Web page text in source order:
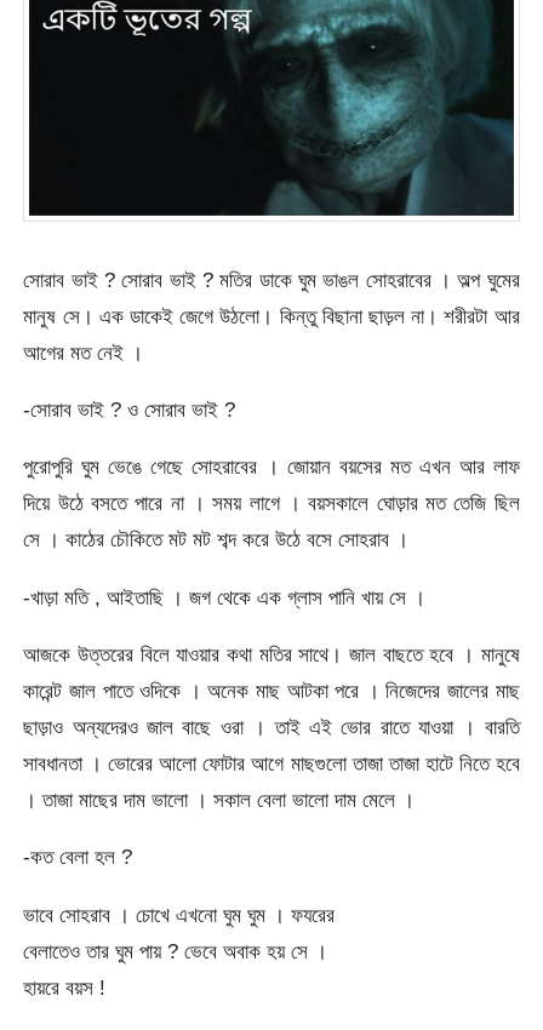
সোরাব ভাই ? সোরাব ভাই ? মতির ডাকে ঘুম ভাঙল সোহরাবের । অল্প ঘুমের
মানুষ সে। এক ডাকেই জেগে উঠলো। কিন্তু বিছানা ছাড়ল না। শরীরটা আর
আগের মত নেই ।
-সোরাব ভাই ? ও সোরাব ভাই ?
পুরোপুরি ঘুম ভেঙে গেছে সোহরাবের । জোয়ান বয়সের মত এখন আর লাফ
দিয়ে উঠে বসতে পারে না । সময় লাগে । বয়সকালে ঘোড়ার মত তেজি ছিল
সে । কাঠের চৌকিতে মট মট শব্দ করে উঠে বসে সোহরাব ।
-খাড়া মতি , আইতাছি । জগ থেকে এক গ্লাস পানি খায় সে ।
আজকে উত্তরের বিলে যাওয়ার কথা মতির সাথে। জাল বাছতে হবে । মানুষে
কারেন্ট জাল পাতে ওদিকে । অনেক মাছ আটকা পরে । নিজেদের জালের মাছ
ছাড়াও অন্যদেরও জাল বাছে ওরা । তাই এই ভোর রাতে যাওয়া । বারতি
সাবধানতা । ভোরের আলো ফোটার আগে মাছগুলো তাজা তাজা হাটে নিতে হবে
। তাজা মাছের দাম ভালো । সকাল বেলা ভালো দাম মেলে ।
-কত বেলা হল ?
ভাবে সোহরাব । চোখে এখনো ঘুম ঘুম । ফযরের
বেলাতেও তার ঘুম পায় ? ভেবে অবাক হয় সে ।
হায়রে বয়স !